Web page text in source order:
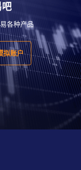
吧
各种产品
拟账户